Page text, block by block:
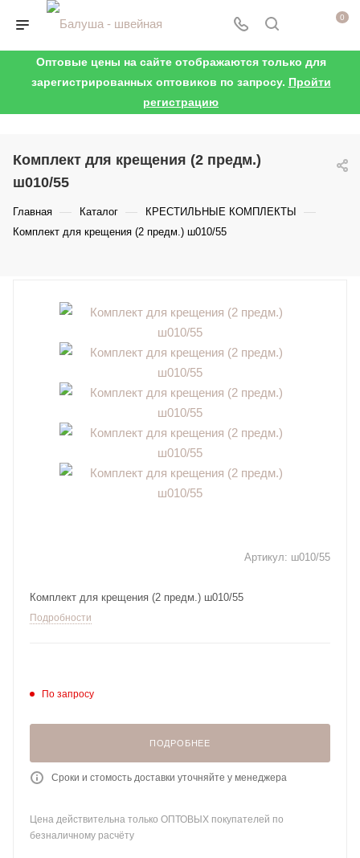
0
Оптовые цены на сайте отображаются только для
зарегистрированных оптовиков по запросу. Пройти
регистрацию
Комплект для крещения (2 предм.)
ш010/55
Главная — Каталог — КРЕСТИЛЬНЫЕ КОМПЛЕКТЫ —
Комплект для крещения (2 предм.) ш010/55
Артикул: ш010/55
Комплект для крещения (2 предм.) ш010/55
Подробности
По запросу
ПОДРОБНЕЕ
Сроки и стомость доставки уточняйте у менеджера
Цена действительна только ОПТОВЫХ покупателей по
безналичному расчёту